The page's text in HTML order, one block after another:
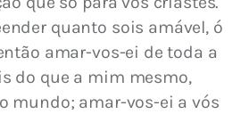
quanto sois amável, ó
amar-vos-ei de toda a
do que a mim mesmo,
mundo; amar-vos-ei a vós